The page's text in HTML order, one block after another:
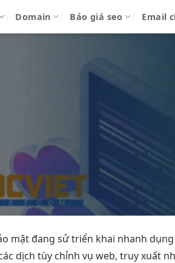
Domain Báo giá seo Email
mật đang sửtriển khai nhanh dụng
dịchtùy chỉnh vụ web,truy xuất